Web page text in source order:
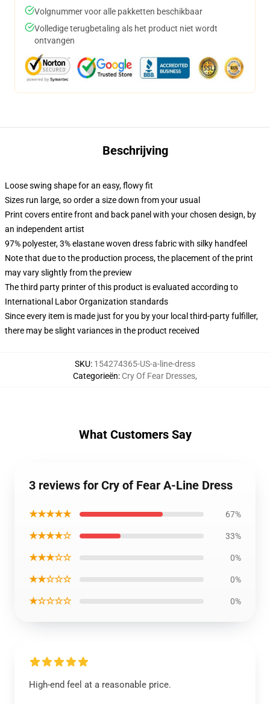
Volgnummer voor alle pakketten beschikbaar
Volledige terugbetaling als het product niet wordt
ontvangen
Beschrijving
Loose swing shape for an easy, flowy fit
Sizes run large, so order a size down from your usual
Print covers entire front and back panel with your chosen design, by
an independent artist
97% polyester, 3% elastane woven dress fabric with silky handfeel
Note that due to the production process, the placement of the print
may vary slightly from the preview
The third party printer of this product is evaluated according to
International Labor Organization standards
Since every item is made just for you by your local third-party fulfiller,
there may be slight variances in the product received
SKU: 154274365-US-a-line-dress
Categorieën: Cry Of Fear Dresses,
What Customers Say
3 reviews for Cry of Fear A-Line Dress
★★★★★ 67%
★★★★☆ 33%
★★★☆☆ 0%
★★☆☆☆ 0%
★☆☆☆☆ 0%
High-end feel at a reasonable price.